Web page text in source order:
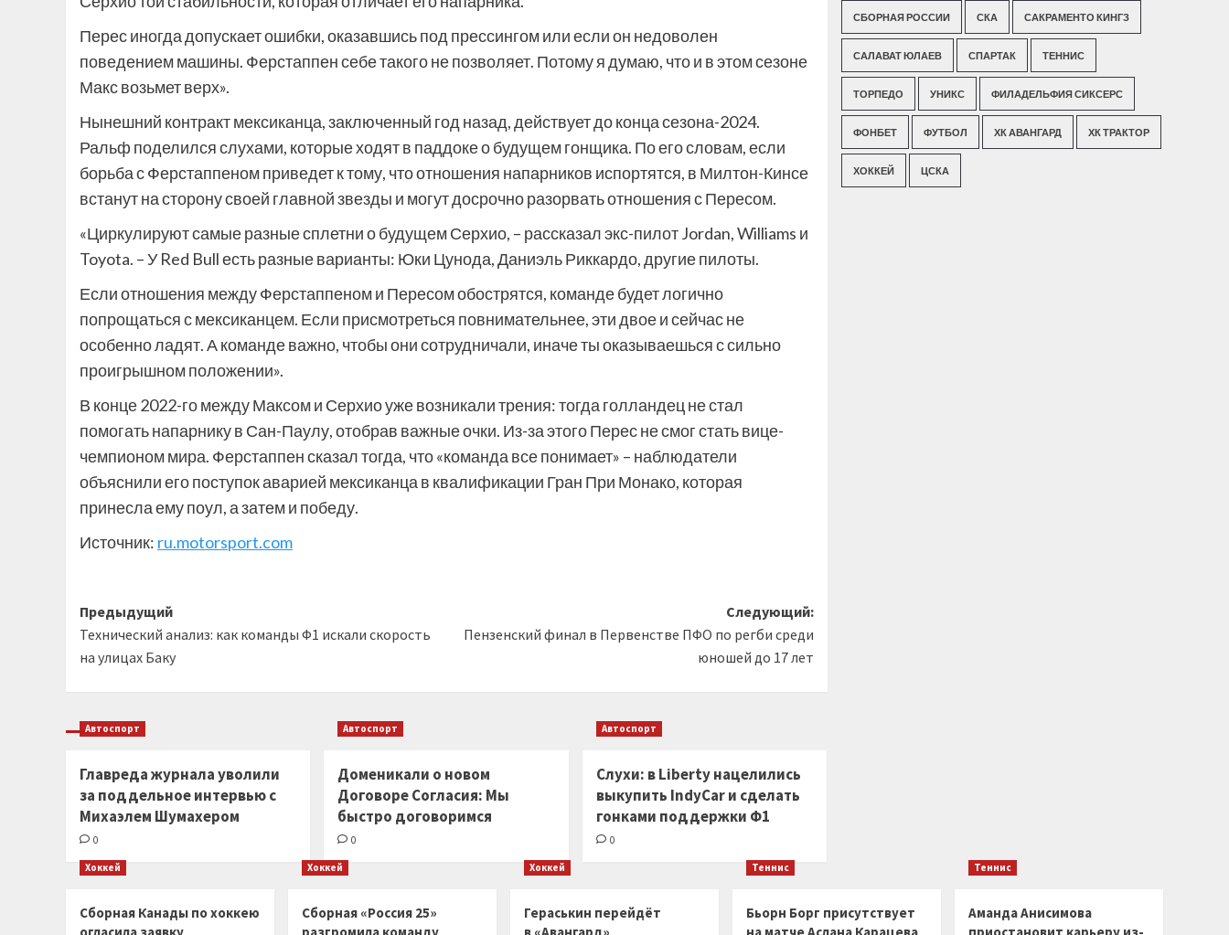
Перес иногда допускает ошибки, оказавшись под прессингом или если он недоволен
поведением машины. Ферстаппен себе такого не позволяет. Потому я думаю, что и в этом сезоне
Макс возьмет верх».
Нынешний контракт мексиканца, заключенный год назад, действует до конца сезона-2024.
Ральф поделился слухами, которые ходят в паддоке о будущем гонщика. По его словам, если
борьба с Ферстаппеном приведет к тому, что отношения напарников испортятся, в Милтон-Кинсе
встанут на сторону своей главной звезды и могут досрочно разорвать отношения с Пересом.
«Циркулируют самые разные сплетни о будущем Серхио, – рассказал экс-пилот Jordan, Williams и
Toyota. – У Red Bull есть разные варианты: Юки Цунода, Даниэль Риккардо, другие пилоты.
Если отношения между Ферстаппеном и Пересом обострятся, команде будет логично
попрощаться с мексиканцем. Если присмотреться повнимательнее, эти двое и сейчас не
особенно ладят. А команде важно, чтобы они сотрудничали, иначе ты оказываешься с сильно
проигрышном положении».
В конце 2022-го между Максом и Серхио уже возникали трения: тогда голландец не стал
помогать напарнику в Сан-Паулу, отобрав важные очки. Из-за этого Перес не смог стать вице-
чемпионом мира. Ферстаппен сказал тогда, что «команда все понимает» – наблюдатели
объяснили его поступок аварией мексиканца в квалификации Гран При Монако, которая
принесла ему поул, а затем и победу.
Источник: ru.motorsport.com
Навигация
записи
Предыдущий
Технический анализ: как команды Ф1 искали скорость
на улицах Баку
Следующий:
Пензенский финал в Первенстве ПФО по регби среди
юношей до 17 лет
Автоспорт
Главреда журнала уволили
за поддельное интервью с
Михаэлем Шумахером
0
Автоспорт
Доменикали о новом
Договоре Согласия: Мы
быстро договоримся
0
Автоспорт
Слухи: в Liberty нацелились
выкупить IndyCar и сделать
гонками поддержки Ф1
0
СБОРНАЯ РОССИИ СКА САКРАМЕНТО КИНГЗ
САЛАВАТ ЮЛАЕВ СПАРТАК ТЕННИС
ТОРПЕДО УНИКС ФИЛАДЕЛЬФИЯ СИКСЕРС
ФОНБЕТ ФУТБОЛ ХК АВАНГАРД ХК ТРАКТОР
ХОККЕЙ ЦСКА
Хоккей
Сборная Канады по хоккею
Хоккей
Сборная «Россия 25»
Хоккей
Гераськин перейдёт
Теннис
Бьорн Борг присутствует
Теннис
Аманда Анисимова